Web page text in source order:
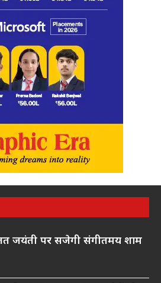
जयंती पर सजेगी संगीतमय शाम